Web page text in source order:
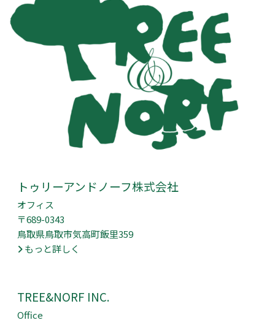
トゥリーアンドノーフ株式会社
オフィス
〒689-0343
鳥取県鳥取市気高町飯里359
もっと詳しく
TREE&NORF INC.
Office